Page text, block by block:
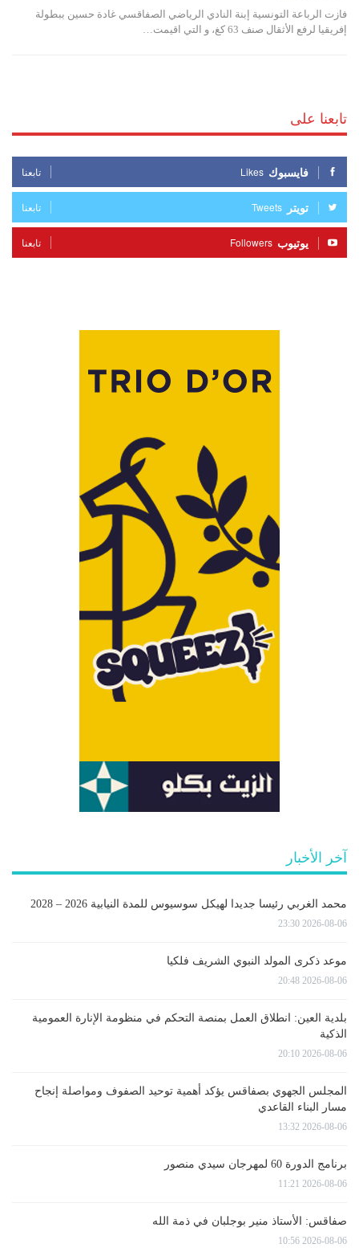
فازت الرباعة التونسية إبنة النادي الرياضي الصفاقسي غادة حسين ببطولة
إفريقيا لرفع الأثقال صنف 63 كغ، و التي اقيمت…
تابعنا على
فايسبوك Likes تابعنا
تويتر Tweets تابعنا
يوتيوب Followers تابعنا
آخر الأخبار
محمد الغربي رئيسا جديدا لهيكل سوسيوس للمدة النيابية 2026 – 2028
2026-08-06 23:30
موعد ذكرى المولد النبوي الشريف فلكيا
2026-08-06 20:48
بلدية العين: انطلاق العمل بمنصة التحكم في منظومة الإنارة العمومية
الذكية
2026-08-06 20:10
المجلس الجهوي بصفاقس يؤكد أهمية توحيد الصفوف ومواصلة إنجاح
مسار البناء القاعدي
2026-08-06 13:32
برنامج الدورة 60 لمهرجان سيدي منصور
2026-08-06 11:21
صفاقس: الأستاذ منير بوجلبان في ذمة الله
2026-08-06 10:56